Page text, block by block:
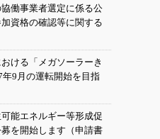
働事業者選定に係る公
資格の確認等に関する
ける「メガソーラーき
9月の運転開始を目指
能エネルギー等形成促
を開始します（申請書